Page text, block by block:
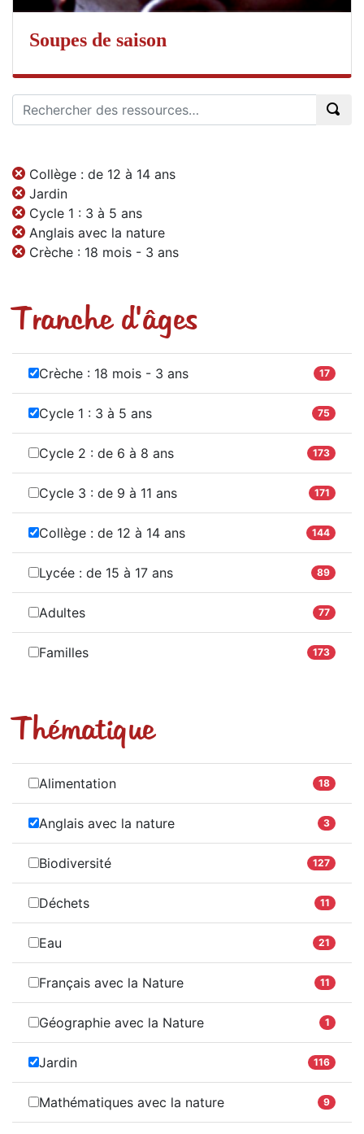
Soupes de saison
Collège : de 12 à 14 ans
Jardin
Cycle 1 : 3 à 5 ans
Anglais avec la nature
Crèche : 18 mois - 3 ans
Tranche d'âges
Crèche : 18 mois - 3 ans 17
Cycle 1 : 3 à 5 ans 75
Cycle 2 : de 6 à 8 ans 173
Cycle 3 : de 9 à 11 ans 171
Collège : de 12 à 14 ans 144
Lycée : de 15 à 17 ans 89
Adultes 77
Familles 173
Thématique
Alimentation 18
Anglais avec la nature 3
Biodiversité 127
Déchets 11
Eau 21
Français avec la Nature 11
Géographie avec la Nature 1
Jardin 116
Mathématiques avec la nature 9